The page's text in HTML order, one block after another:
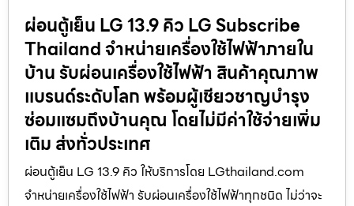
ผ่อนตู้เย็น LG 13.9 คิว LG Subscribe
Thailand จำหน่ายเครื่องใช้ไฟฟ้าภายใน
บ้าน รับผ่อนเครื่องใช้ไฟฟ้า สินค้าคุณภาพ
แบรนด์ระดับโลก พร้อมผู้เชียวชาญบำรุง
ซ่อมแซมถึงบ้านคุณ โดยไม่มีค่าใช้จ่ายเพิ่ม
เติม ส่งทั่วประเทศ
ผ่อนตู้เย็น LG 13.9 คิว ให้บริการโดย LGthailand.com
จำหน่ายเครื่องใช้ไฟฟ้า รับผ่อนเครื่องใช้ไฟฟ้าทุกชนิด ไม่ว่าจะ